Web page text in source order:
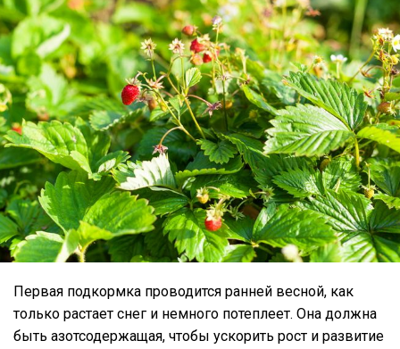
Первая подкормка проводится ранней весной, как
только растает снег и немного потеплеет. Она должна
быть азотсодержащая, чтобы ускорить рост и развитие